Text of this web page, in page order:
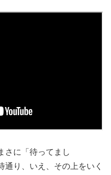
さに「待ってまし
通り、いえ、その上をいく